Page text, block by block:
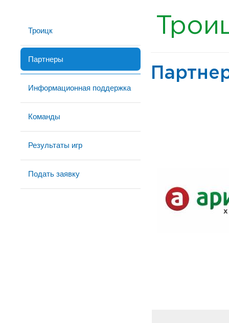
Троицк
Партнеры
Информационная поддержка
Команды
Результаты игр
Подать заявку